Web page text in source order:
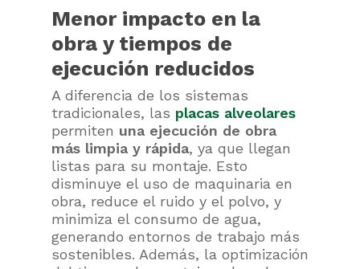
Menor impacto en la
obra y tiempos de
ejecución reducidos
A diferencia de los sistemas
tradicionales, las placas alveolares
permiten una ejecución de obra
más limpia y rápida, ya que llegan
listas para su montaje. Esto
disminuye el uso de maquinaria en
obra, reduce el ruido y el polvo, y
minimiza el consumo de agua,
generando entornos de trabajo más
sostenibles. Además, la optimización